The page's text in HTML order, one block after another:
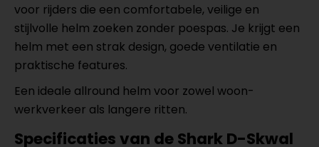
voor rijders die een comfortabele, veilige en
stijlvolle helm zoeken zonder poespas. Je krijgt een
helm met een strak design, goede ventilatie en
praktische features.
Een ideale allround helm voor zowel woon-
werkverkeer als langere ritten.
Specificaties van de Shark D-Skwal